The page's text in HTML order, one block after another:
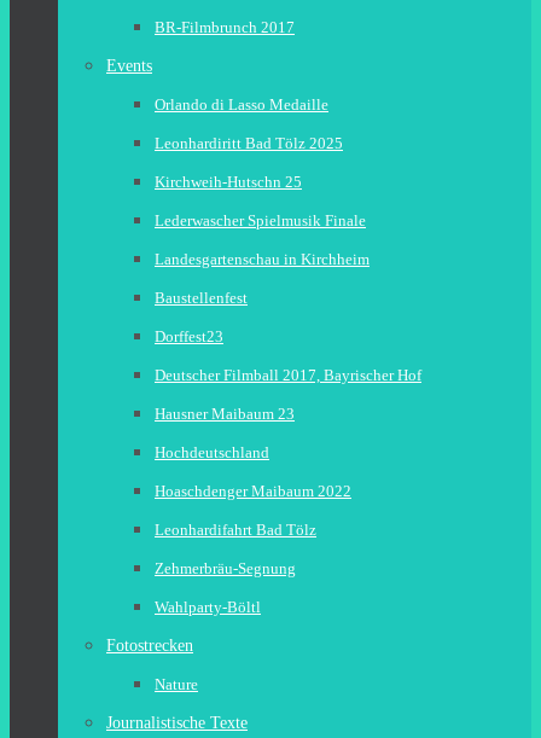
BR-Filmbrunch 2017
Events
Orlando di Lasso Medaille
Leonhardiritt Bad Tölz 2025
Kirchweih-Hutschn 25
Lederwascher Spielmusik Finale
Landesgartenschau in Kirchheim
Baustellenfest
Dorffest23
Deutscher Filmball 2017, Bayrischer Hof
Hausner Maibaum 23
Hochdeutschland
Hoaschdenger Maibaum 2022
Leonhardifahrt Bad Tölz
Zehmerbräu-Segnung
Wahlparty-Böltl
Fotostrecken
Nature
Journalistische Texte